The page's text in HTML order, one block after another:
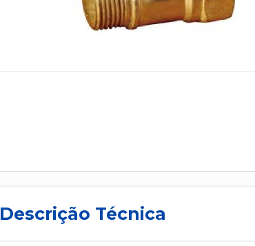
Descrição Técnica